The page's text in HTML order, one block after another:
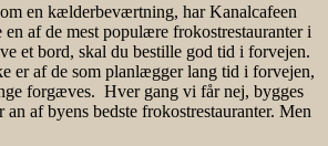
en kælderbeværtning, har Kanalcafeen
af de mest populære frokostrestauranter i
et bord, skal du bestille god tid i forvejen.
er af de som planlægger lang tid i forvejen,
forgæves. Hver gang vi får nej, bygges
an af byens bedste frokostrestauranter. Men